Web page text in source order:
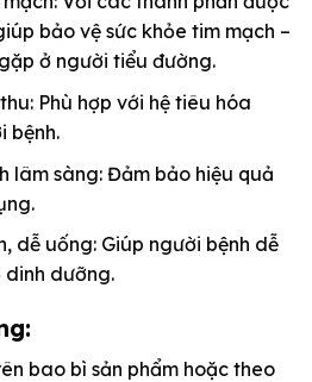
bảo vệ sức khỏe tim mạch –
ở người tiểu đường.
Phù hợp với hệ tiêu hóa
bệnh.
lâm sàng: Đảm bảo hiệu quả
dễ uống: Giúp người bệnh dễ
dưỡng.
bao bì sản phẩm hoặc theo